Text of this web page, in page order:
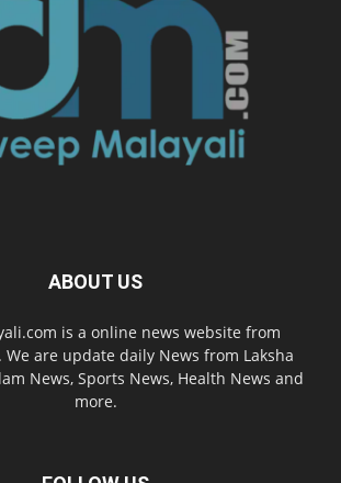
ABOUT US
is a online news website from
We are update daily News from Laksha
News, Sports News, Health News and
more.